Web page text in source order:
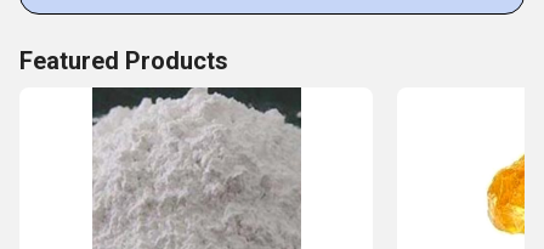
Acetate),
Featured Products